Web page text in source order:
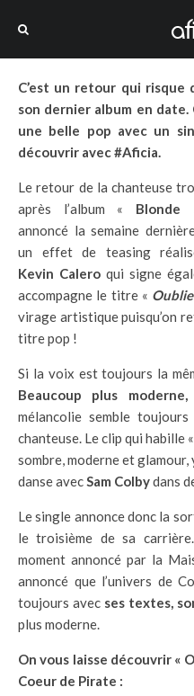
C’est un retour qui risque
son dernier album en date.
une belle pop avec un
découvrir avec #Aficia.
Le retour de la chanteuse
après l’album « Blonde
annoncé la semaine
un effet de teasing
Kevin Caleroqui signe
accompagne le titre «
virage artistique puisqu’on
titre pop !
Si la voix est toujours la
Beaucoup plus
mélancolie semble
chanteuse. Le clip qui habille «
sombre, moderne et
danse avecSam Colbydans
Le single annonce donc la
le troisième de sa
moment annoncé par la
annoncé que l’univers de
toujours avec ses textes,
plus moderne.
On vous laisse découvrir «
Coeur de Pirate :